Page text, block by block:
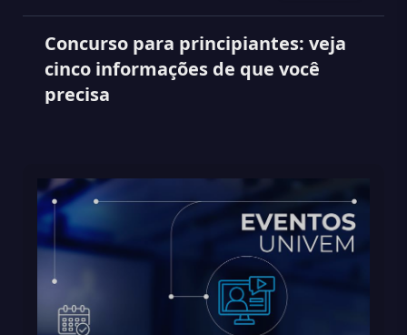
Concurso para principiantes: veja
cinco informações de que você
precisa